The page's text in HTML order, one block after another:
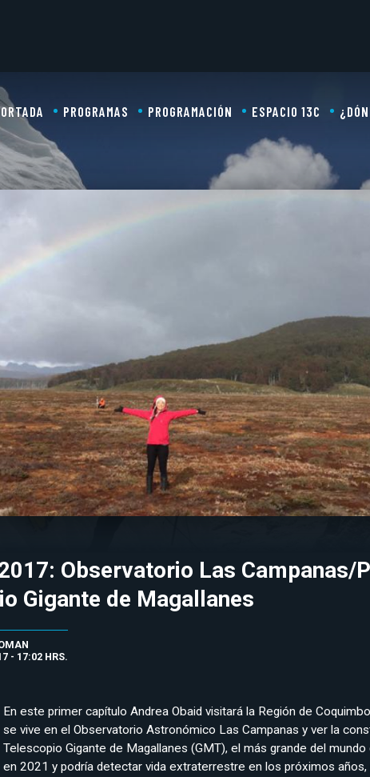
PROGRAMAS PROGRAMACIÓN ESPACIO 13C
Observatorio Las Campanas/
Gigante de Magallanes
- 17:02 HRS.
En este primer capítulo Andrea Obaid visitará la Región de
se vive en el Observatorio Astronómico Las Campanas y ver la
Telescopio Gigante de Magallanes (GMT), el más grande del
en 2021 y podría detectar vida extraterrestre en los próximos años,